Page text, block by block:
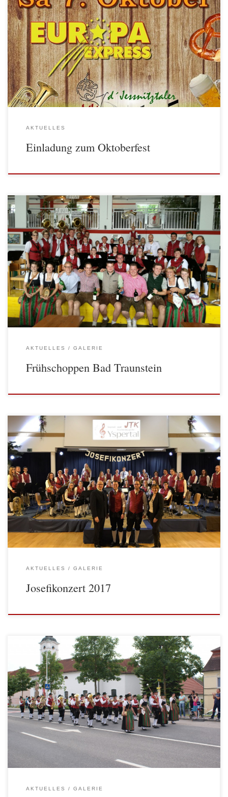
Bereits zum dritten Mal lädt die Jugend- und Trachtenkapelle Yspertal
Sie herzlich zum Oktoberfest ein, am Samstag, 07. Oktober 2017 in der
Aula Yspertal. Ab 17 Uhr geht es wieder los mit dem bereits
traditionellen Stelzenessen. Neben Stelzen wird es […]
AKTUELLES
Einladung zum Oktoberfest
Am Sonntag, 09. Juli durften wir den Frühschoppen beim Musikfest in
Bad Traunstein gestalten, anlässlich des 40-jährigen
Bestandsjubiläums des Musikverein Bad Traunstein. Früh am Morgen
startete unsere Reise mit dem Bus Richtung Bad Traunstein. Dort
umrahmten wir zuerst die hl. […]
AKTUELLES GALERIE
Frühschoppen Bad Traunstein
Am Samstag, den 18. März 2017 fand das diesjährige Josefikonzert in
der Aula Yspertal statt. Zahlreiche Besucher aus der Gemeinde,
Freunde, Verwandte und MusikerInnen aus den Nachbarskapellen
kamen in das verregnete Yspertal, um unserer Musik zu lauschen. Zum
ersten Mal […]
AKTUELLES GALERIE
Josefikonzert 2017
Die Jugend- und Trachtenkapelle Yspertal hat auch heuer wieder an
der Marschmusikwertung teilgenommen, und das sehr erfolgreich! Die
Marschmusikwertung der BAG Melk fand heuer am Samstag, 04. Juni
2016 in Erlauf statt. Die Trachtenkapelle Erlauf feiert heuer ihr 100-
jähriges Bestandsjubiläum […]
AKTUELLES GALERIE